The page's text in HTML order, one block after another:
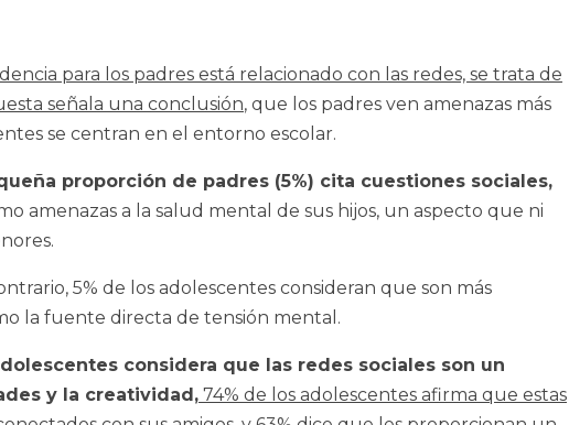
para los padres está relacionado con las redes, se trata de
señala una conclusión, que los padres ven amenazas más
se centran en el entorno escolar.
proporción de padres (5%) cita cuestiones sociales,
amenazas a la salud mental de sus hijos, un aspecto que ni
5% de los adolescentes consideran que son más
la fuente directa de tensión mental.
considera que las redes sociales son un
y la creatividad, 74% de los adolescentes afirma que estas